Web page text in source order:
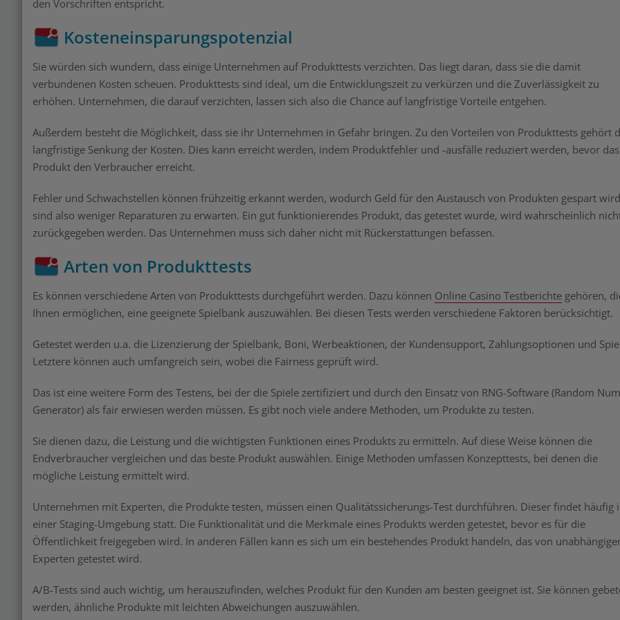
den Vorschriften entspricht.
Kosteneinsparungspotenzial
Sie würden sich wundern, dass einige Unternehmen auf Produkttests verzichten. Das liegt daran, dass sie die damit
verbundenen Kosten scheuen. Produkttests sind ideal, um die Entwicklungszeit zu verkürzen und die Zuverlässigkeit zu
erhöhen. Unternehmen, die darauf verzichten, lassen sich also die Chance auf langfristige Vorteile entgehen.
Außerdem besteht die Möglichkeit, dass sie ihr Unternehmen in Gefahr bringen. Zu den Vorteilen von Produkttests gehört
langfristige Senkung der Kosten. Dies kann erreicht werden, indem Produktfehler und -ausfälle reduziert werden, bevor das
Produkt den Verbraucher erreicht.
Fehler und Schwachstellen können frühzeitig erkannt werden, wodurch Geld für den Austausch von Produkten gespart
sind also weniger Reparaturen zu erwarten. Ein gut funktionierendes Produkt, das getestet wurde, wird wahrscheinlich
zurückgegeben werden. Das Unternehmen muss sich daher nicht mit Rückerstattungen befassen.
Arten von Produkttests
Es können verschiedene Arten von Produkttests durchgeführt werden. Dazu können Online Casino Testberichte gehören,
Ihnen ermöglichen, eine geeignete Spielbank auszuwählen. Bei diesen Tests werden verschiedene Faktoren berücksichtigt.
Getestet werden u.a. die Lizenzierung der Spielbank, Boni, Werbeaktionen, der Kundensupport, Zahlungsoptionen und
Letztere können auch umfangreich sein, wobei die Fairness geprüft wird.
Das ist eine weitere Form des Testens, bei der die Spiele zertifiziert und durch den Einsatz von RNG-Software (Random
Generator) als fair erwiesen werden müssen. Es gibt noch viele andere Methoden, um Produkte zu testen.
Sie dienen dazu, die Leistung und die wichtigsten Funktionen eines Produkts zu ermitteln. Auf diese Weise können die
Endverbraucher vergleichen und das beste Produkt auswählen. Einige Methoden umfassen Konzepttests, bei denen die
mögliche Leistung ermittelt wird.
Unternehmen mit Experten, die Produkte testen, müssen einen Qualitätssicherungs-Test durchführen. Dieser findet häufig
einer Staging-Umgebung statt. Die Funktionalität und die Merkmale eines Produkts werden getestet, bevor es für die
Öffentlichkeit freigegeben wird. In anderen Fällen kann es sich um ein bestehendes Produkt handeln, das von
Experten getestet wird.
A/B-Tests sind auch wichtig, um herauszufinden, welches Produkt für den Kunden am besten geeignet ist. Sie können
werden, ähnliche Produkte mit leichten Abweichungen auszuwählen.